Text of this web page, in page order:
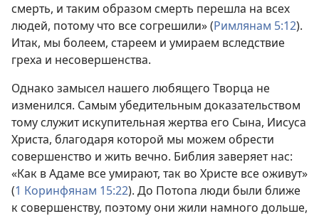
смерть, и таким образом смерть перешла на всех
людей, потому что все согрешили» (Римлянам 5:12).
Итак, мы болеем, стареем и умираем вследствие
греха и несовершенства.
Однако замысел нашего любящего Творца не
изменился. Самым убедительным доказательством
тому служит искупительная жертва его Сына, Иисуса
Христа, благодаря которой мы можем обрести
совершенство и жить вечно. Библия заверяет нас:
«Как в Адаме все умирают, так во Христе все оживут»
(1 Коринфянам 15:22). До Потопа люди были ближе
к совершенству, поэтому они жили намного дольше,